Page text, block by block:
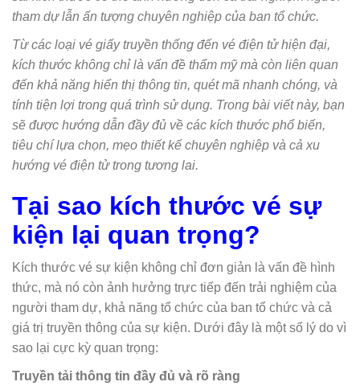
tham dự lẫn ấn tượng chuyên nghiệp của ban tổ chức.
Từ các loại vé giấy truyền thống đến vé điện tử hiện đại,
kích thước không chỉ là vấn đề thẩm mỹ mà còn liên quan
đến khả năng hiển thị thông tin, quét mã nhanh chóng, và
tính tiện lợi trong quá trình sử dụng. Trong bài viết này, bạn
sẽ được hướng dẫn đầy đủ về các kích thước phổ biến,
tiêu chí lựa chọn, mẹo thiết kế chuyên nghiệp và cả xu
hướng vé điện tử trong tương lai.
Tại sao kích thước vé sự
kiện lại quan trọng?
Kích thước vé sự kiện không chỉ đơn giản là vấn đề hình
thức, mà nó còn ảnh hưởng trực tiếp đến trải nghiệm của
người tham dự, khả năng tổ chức của ban tổ chức và cả
giá trị truyền thông của sự kiện. Dưới đây là một số lý do vì
sao lại cực kỳ quan trọng:
Truyền tải thông tin đầy đủ và rõ ràng